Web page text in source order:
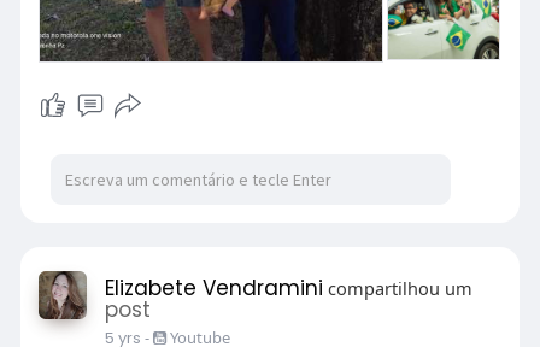
Elizabete Vendramini compartilhou um
post
5 yrs - Youtube